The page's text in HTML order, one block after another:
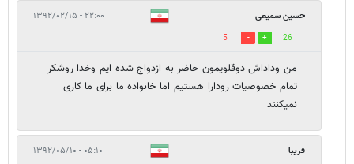
حسین سمیعی ۲۲:۰۰ - ۱۳۹۲/۰۲/۱۵
26
5
من وداداش دوقلویمون حاضر به ازدواج شده ایم وخدا روشکر
تمام خصوصیات رودارا هستیم اما خانواده ما برای ما کاری
نمیکنند
فریبا ۰۵:۱۰ - ۱۳۹۲/۰۵/۱۰